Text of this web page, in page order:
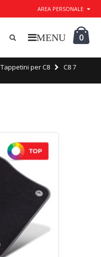
AREA PERSONALE
0
Tappetini per C8 C8 7